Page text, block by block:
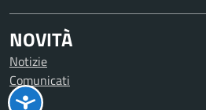
NOVITÀ
Notizie
Comunicati
Avvisi